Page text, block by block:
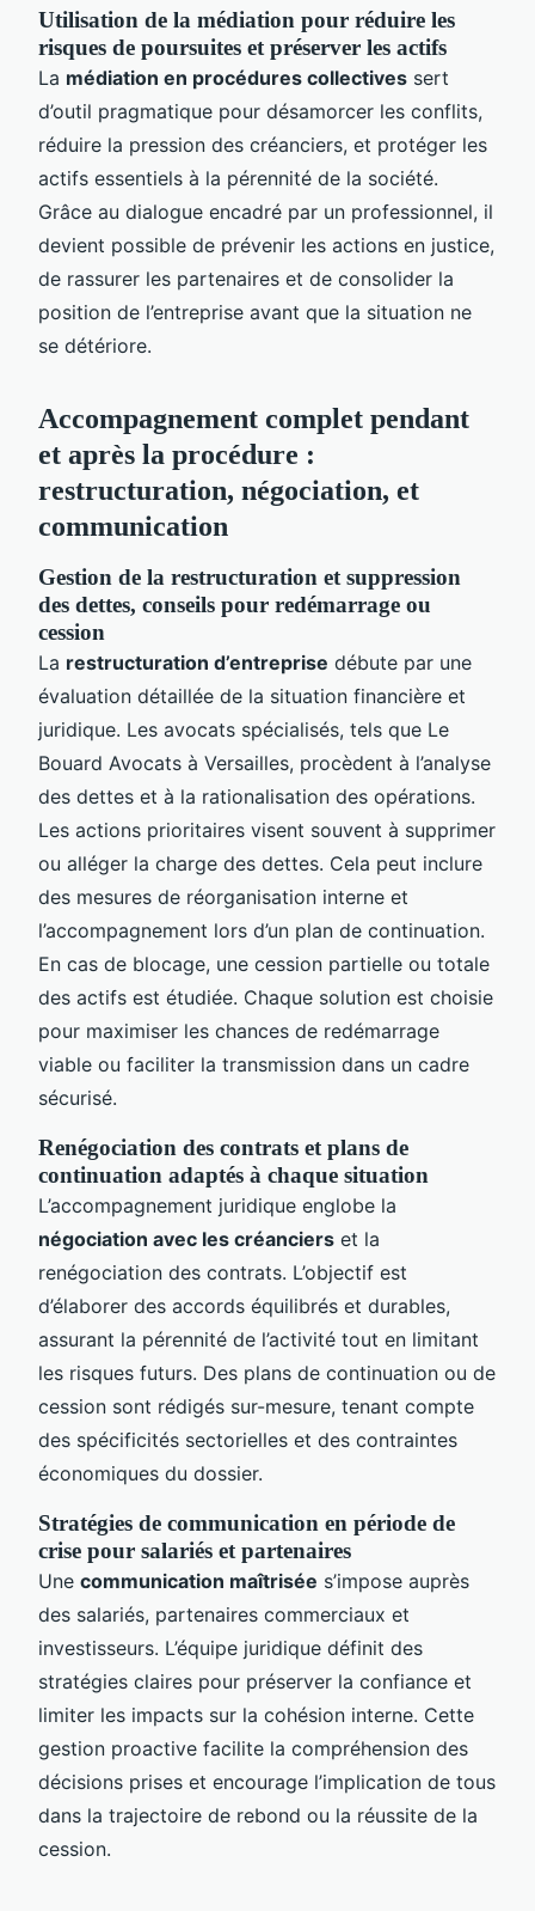
Utilisation de la médiation pour réduire les
risques de poursuites et préserver les actifs
La médiation en procédures collectives sert
d’outil pragmatique pour désamorcer les conflits,
réduire la pression des créanciers, et protéger les
actifs essentiels à la pérennité de la société.
Grâce au dialogue encadré par un professionnel, il
devient possible de prévenir les actions en justice,
de rassurer les partenaires et de consolider la
position de l’entreprise avant que la situation ne
se détériore.
Accompagnement complet pendant
et après la procédure :
restructuration, négociation, et
communication
Gestion de la restructuration et suppression
des dettes, conseils pour redémarrage ou
cession
La restructuration d’entreprise débute par une
évaluation détaillée de la situation financière et
juridique. Les avocats spécialisés, tels que Le
Bouard Avocats à Versailles, procèdent à l’analyse
des dettes et à la rationalisation des opérations.
Les actions prioritaires visent souvent à supprimer
ou alléger la charge des dettes. Cela peut inclure
des mesures de réorganisation interne et
l’accompagnement lors d’un plan de continuation.
En cas de blocage, une cession partielle ou totale
des actifs est étudiée. Chaque solution est choisie
pour maximiser les chances de redémarrage
viable ou faciliter la transmission dans un cadre
sécurisé.
Renégociation des contrats et plans de
continuation adaptés à chaque situation
L’accompagnement juridique englobe la
négociation avec les créanciers et la
renégociation des contrats. L’objectif est
d’élaborer des accords équilibrés et durables,
assurant la pérennité de l’activité tout en limitant
les risques futurs. Des plans de continuation ou de
cession sont rédigés sur-mesure, tenant compte
des spécificités sectorielles et des contraintes
économiques du dossier.
Stratégies de communication en période de
crise pour salariés et partenaires
Une communication maîtrisée s’impose auprès
des salariés, partenaires commerciaux et
investisseurs. L’équipe juridique définit des
stratégies claires pour préserver la confiance et
limiter les impacts sur la cohésion interne. Cette
gestion proactive facilite la compréhension des
décisions prises et encourage l’implication de tous
dans la trajectoire de rebond ou la réussite de la
cession.